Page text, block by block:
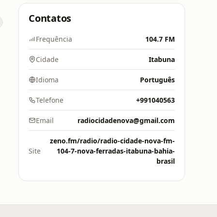
Contatos
Frequência 104.7 FM
Cidade Itabuna
Idioma Português
Telefone +991040563
Email radiocidadenova@gmail.com
Site
zeno.fm/radio/radio-cidade-nova-fm-
104-7-nova-ferradas-itabuna-bahia-
brasil